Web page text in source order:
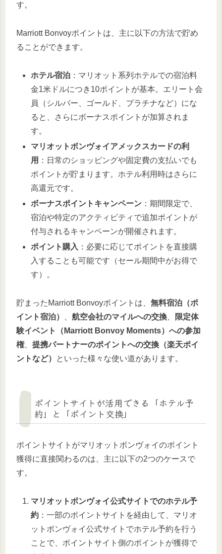
す。
Marriott Bonvoyポイントは、主に以下の方法で貯め
ることができます。
ホテル宿泊 ：マリオット系列ホテルでの宿泊料
金1米ドルにつき10ポイントが基本。エリート会
員（シルバー、ゴールド、プラチナなど）にな
ると、さらにボーナスポイントが加算されま
す。
マリオットボンヴォイアメックスカードの利
用 ：日常のショッピングや固定費の支払いでも
ポイントが貯まります。ホテル利用時はさらに
高還元です。
ボーナスポイントキャンペーン ：期間限定で、
宿泊や特定のアクティビティで追加ポイントが
付与されるキャンペーンが開催されます。
ポイント購入 ：必要に応じてポイントを直接購
入することも可能です（セール期間中がお得で
す）。
貯まったMarriott Bonvoyポイントは、 無料宿泊（ポ
イント宿泊）
航空会社のマイルへの交換
限定体
験イベント（Marriott Bonvoy Moments）への参加
権、 提携パートナーのポイントへの交換（楽天ポイ
ントなど）
といった様々な使い道があります。
ポイントサイトが活用できる「ホテル予
約」と「ポイント交換」
ポイントサイトがマリオットボンヴォイのポイント
獲得に直接関わるのは、主に以下の2つのケースで
す。
マリオットボンヴォイ公式サイトでのホテル予
約 ：一部のポイントサイトを経由して、マリオ
ットボンヴォイ公式サイトでホテル予約を行う
ことで、ポイントサイト側のポイントが獲得で